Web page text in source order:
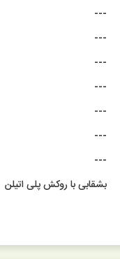
---
---
---
---
---
---
---
بشقابی با روکش پلی اتیلن